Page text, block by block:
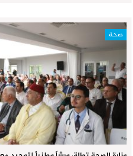
صحة